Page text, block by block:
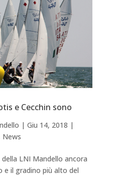
e Cecchin sono
| Giu 14, 2018 |
News
LNI Mandello ancora
e il gradino più alto del